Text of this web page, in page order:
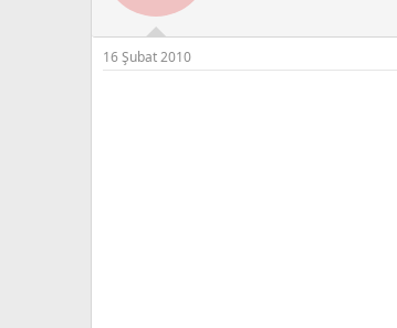
16 Şubat 2010